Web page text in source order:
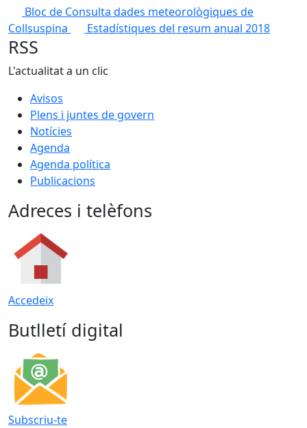
Bloc de Consulta dades meteorològiques de
Collsuspina
Estadístiques del resum anual 2018
RSS
L'actualitat a un clic
Avisos
Plens i juntes de govern
Notícies
Agenda
Agenda política
Publicacions
Adreces i telèfons
Accedeix
Butlletí digital
Subscriu-te